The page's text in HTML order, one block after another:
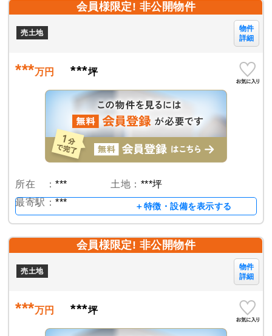
会員様限定! 非公開物件
売土地
物件
詳細
***万円 ***坪
所在 ：***
最寄駅：***
土地： ***坪
＋特徴・設備を表示する
会員様限定! 非公開物件
売土地
物件
詳細
***万円 ***坪